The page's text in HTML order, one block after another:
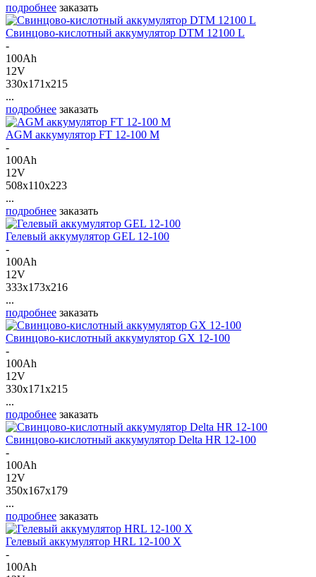
подробнее заказать
Свинцово-кислотный аккумулятор DTM 12100 L
-
100Ah
12V
330x171x215
...
подробнее заказать
AGM аккумулятор FT 12-100 M
-
100Ah
12V
508x110x223
...
подробнее заказать
Гелевый аккумулятор GEL 12-100
-
100Ah
12V
333x173x216
...
подробнее заказать
Свинцово-кислотный аккумулятор GX 12-100
-
100Ah
12V
330x171x215
...
подробнее заказать
Свинцово-кислотный аккумулятор Delta HR 12-100
-
100Ah
12V
350x167x179
...
подробнее заказать
Гелевый аккумулятор HRL 12-100 X
-
100Ah